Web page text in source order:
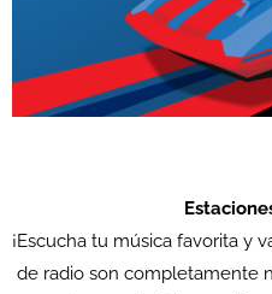
¡Escucha tu música favorita y
de radio son completamente